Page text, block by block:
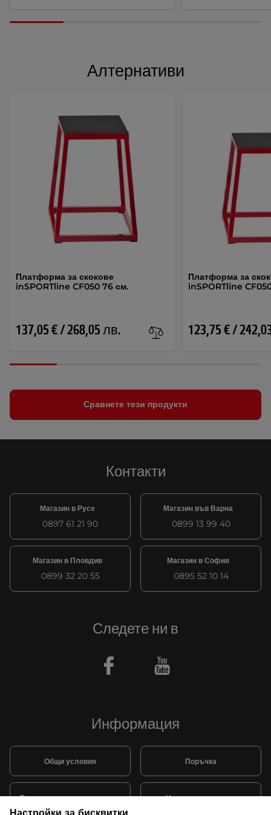
Алтернативи
Платформа за скокове
inSPORTline CF050 76 см.
137,05 € / 268,05 лв.
Платформа за
inSPORTline
123,75 € /
Сравнете тези продукти
Контакти
Магазин в Русе
0897 61 21 90
Магазин във Варна
0899 13 99 40
Магазин в Пловдив
0899 32 20 55
Магазин в София
0895 52 10 14
Информация
Общи условия Поръчка
Видове и цена за транспорт Начини на плащане
Следете ни в
Facebook Youtube